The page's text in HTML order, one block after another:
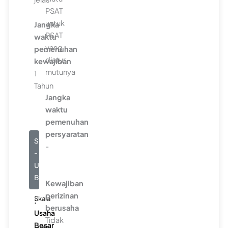
Jangka
waktu
pemenuhan
kewajiban
1
Tahun
Seluruhnya
-
Usaha
Besar
Skala
:
Usaha
Besar
PSAT
untuk
PSAT
yang
diatur
mutunya
Jangka
waktu
pemenuhan
persyaratan
-
Kewajiban
perizinan
berusaha
Tidak